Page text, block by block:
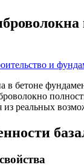
и
в бетоне
реальных